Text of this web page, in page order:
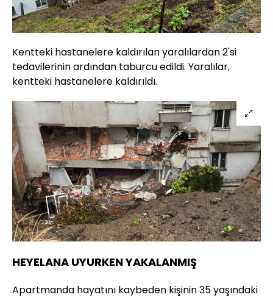
Kentteki hastanelere kaldırılan yaralılardan 2'si
tedavilerinin ardından taburcu edildi. Yaralılar,
kentteki hastanelere kaldırıldı.
HEYELANA UYURKEN YAKALANMIŞ
Apartmanda hayatını kaybeden kişinin 35 yaşındaki